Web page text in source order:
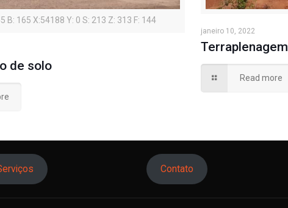
B: 165 X:54188 Y: 0 S: 213 Z: 313 F: 144
de solo
janeiro 10, 2022
Terraplenagem
Read more
Contato